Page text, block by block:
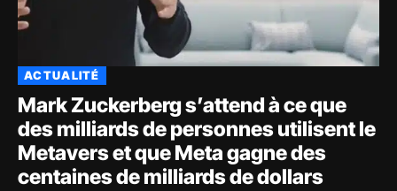
ACTUALITÉ
Mark Zuckerberg s’attend à ce que
des milliards de personnes utilisent le
Metavers et que Meta gagne des
centaines de milliards de dollars